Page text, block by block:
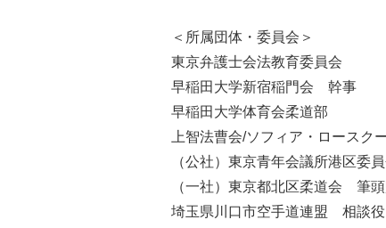
＜所属団体・委員会＞
東京弁護士会法教育委員会
早稲田大学新宿稲門会 幹事
早稲田大学体育会柔道部
上智法曹会/ソフィア・ロースク
（公社）東京青年会議所港区委
（一社）東京都北区柔道会 筆
埼玉県川口市空手道連盟 相談役